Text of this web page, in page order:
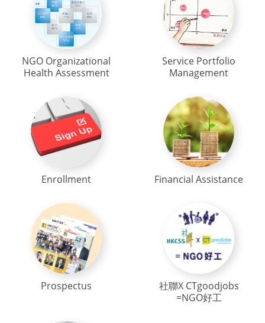
NGO Organizational
Health Assessment
Service Portfolio
Management
Enrollment Financial Assistance
Prospectus
社聯X CTgoodjobs
=NGO好工